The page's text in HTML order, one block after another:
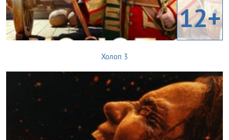
12+
Холоп 3